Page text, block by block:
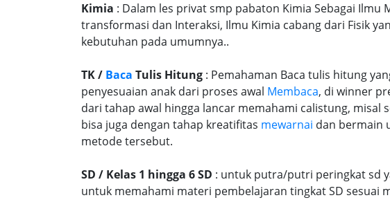
Kimia : Dalam les privat smp pabaton Kimia Sebagai
transformasi dan Interaksi, Ilmu Kimia cabang dari Fisik
kebutuhan pada umumnya..
TK / Baca Tulis Hitung : Pemahaman Baca tulis hitung
penyesuaian anak dari proses awal Membaca, di winner
dari tahap awal hingga lancar memahami calistung,
bisa juga dengan tahap kreatifitas mewarnai dan bermain
metode tersebut.
SD / Kelas 1 hingga 6 SD : untuk putra/putri peringkat sd
untuk memahami materi pembelajaran tingkat SD sesuai